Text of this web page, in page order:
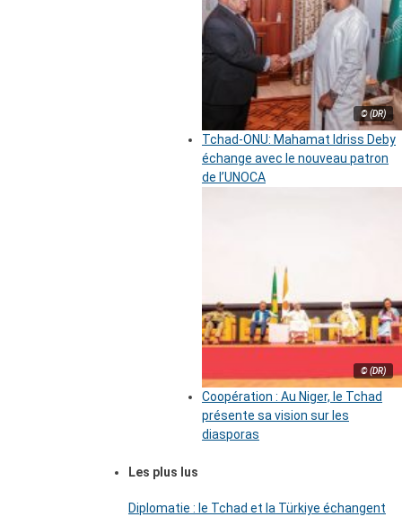
© (DR)
Tchad-ONU: Mahamat Idriss Deby
échange avec le nouveau patron
de l’UNOCA
© (DR)
Coopération : Au Niger, le Tchad
présente sa vision sur les
diasporas
Les plus lus
Diplomatie : le Tchad et la Türkiye échangent